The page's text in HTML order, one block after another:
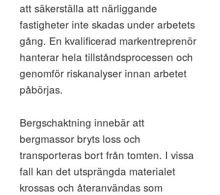
att säkerställa att närliggande
fastigheter inte skadas under arbetets
gång. En kvalificerad markentreprenör
hanterar hela tillståndsprocessen och
genomför riskanalyser innan arbetet
påbörjas.
Bergschaktning innebär att
bergmassor bryts loss och
transporteras bort från tomten. I vissa
fall kan det utsprängda materialet
krossas och återanvändas som